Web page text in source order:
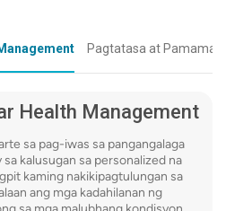
iyong
na
Pagtatasa at
Health Management
sa pag-iwas sa pangangalaga
kalusugan sa personalized na
kaming nakikipagtulungan sa
ang mga kadahilanan ng